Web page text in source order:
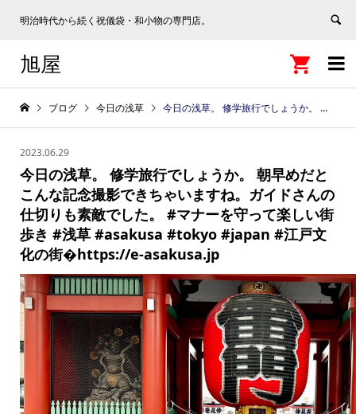
明治時代から続く祝儀袋・和小物の専門店。

旭屋 
ブログ 今日の浅草 今日の浅草。 修学旅行でしょうか。 朝早めだとこんな記念撮影できちゃいますね。ガイドさんの仕切りも素敵でした。 #マナーを守って楽しい街歩き #浅草 #asakusa #tokyo #japan #江戸文化の街�https://e-asakusa.jp
2023.06.29
今日の浅草。 修学旅行でしょうか。 朝早めだと
こんな記念撮影できちゃいますね。ガイドさんの
仕切りも素敵でした。 #マナーを守って楽しい街
歩き #浅草 #asakusa #tokyo #japan #江戸文
化の街�https://e-asakusa.jp